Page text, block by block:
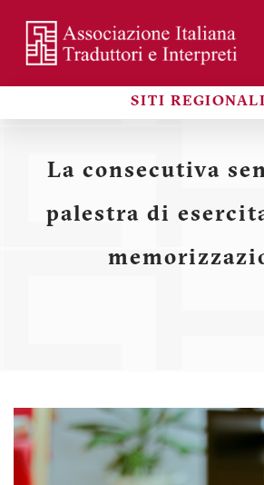
contenuto
principale
SITI REGIONALI
La consecutiva
palestra di